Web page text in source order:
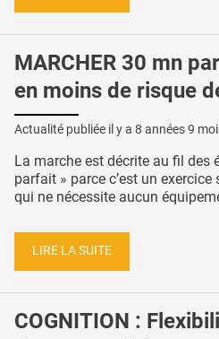
MARCHER 30 mn
en moins de risque
Actualité publiée il y a 8 années 9
La marche est décrite au fil des
parfait » parce c’est un
qui ne nécessite aucun
LIRE LA SUITE
COGNITION :